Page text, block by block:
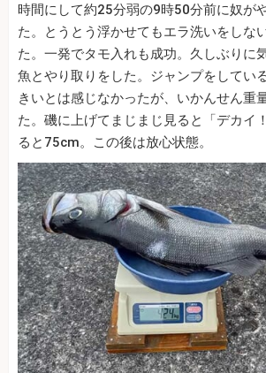
時間にして約25分弱の9時50分前に奴が
た。とうとう浮かせてもエラ洗いをしな
た。一発でタモ入れも成功。久しぶりに
魚とやり取りをした。ジャンプをしてい
きいとは感じなかったが、いかんせん重
た。磯に上げてまじまじ見ると「デカイ
ると75cm。この後は放心状態。